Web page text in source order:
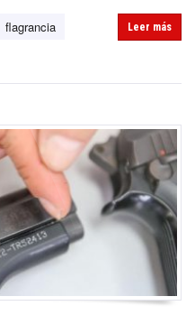
flagrancia
Leer más